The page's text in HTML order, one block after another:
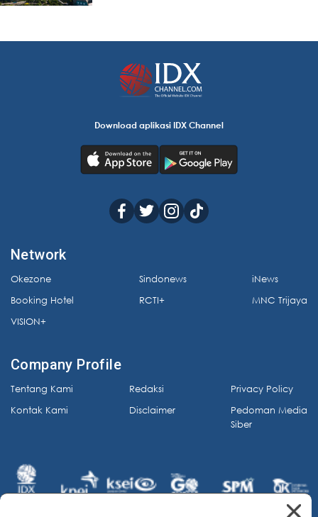
Download aplikasi IDX Channel
Network
Okezone
Booking Hotel
VISION+
Sindonews
RCTI+
iNews
MNC Trijaya
Company Profile
Tentang Kami
Kontak Kami
Redaksi
Disclaimer
Privacy Policy
Pedoman Media
Siber